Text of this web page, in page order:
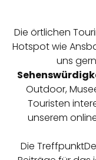
Die örtlichen
Hotspot wie
uns
Outdoor,
Touristen
unserem
Die